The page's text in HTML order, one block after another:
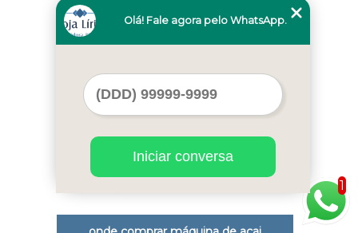
Cod.:2330
1
Olá! Fale agora pelo WhatsApp.
Iniciar conversa